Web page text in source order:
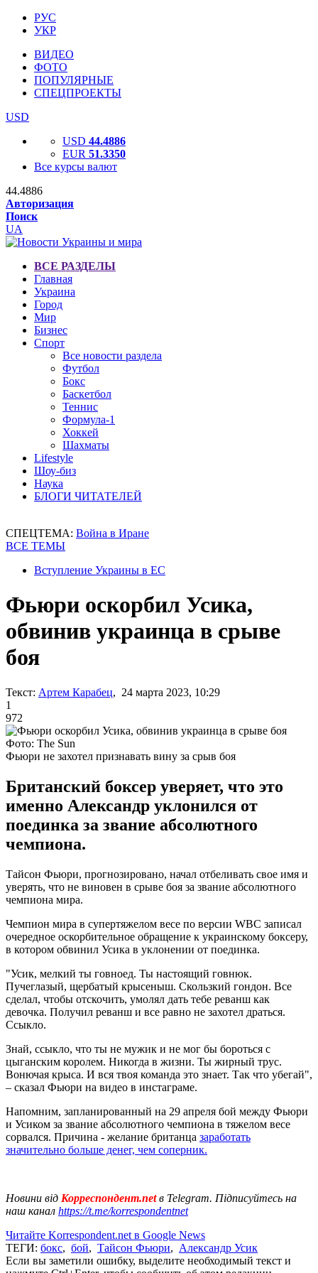
РУС
УКР
ВИДЕО
ФОТО
ПОПУЛЯРНЫЕ
СПЕЦПРОЕКТЫ
USD
USD 44.4886
EUR 51.3350
Все курсы валют
44.4886
Авторизация
Поиск
UA
ВСЕ РАЗДЕЛЫ
Главная
Украина
Город
Мир
Бизнес
Спорт
Все новости раздела
Футбол
Бокс
Баскетбол
Теннис
Формула-1
Хоккей
Шахматы
Lifestyle
Шоу-биз
Наука
БЛОГИ ЧИТАТЕЛЕЙ
СПЕЦТЕМА: Война в Иране
ВСЕ ТЕМЫ
Вступление Украины в ЕС
Фьюри оскорбил Усика,
обвинив украинца в срыве
боя
Текст: Артем Карабец, 24 марта 2023, 10:29
1
972
Фото: The Sun
Фьюри не захотел признавать вину за срыв боя
Британский боксер уверяет, что это
именно Александр уклонился от
поединка за звание абсолютного
чемпиона.
Тайсон Фьюри, прогнозировано, начал отбеливать свое имя и
уверять, что не виновен в срыве боя за звание абсолютного
чемпиона мира.
Чемпион мира в супертяжелом весе по версии WBC записал
очередное оскорбительное обращение к украинскому боксеру,
в котором обвинил Усика в уклонении от поединка.
"Усик, мелкий ты говноед. Ты настоящий говнюк.
Пучеглазый, щербатый крысеныш. Скользкий гондон. Все
сделал, чтобы отскочить, умолял дать тебе реванш как
девочка. Получил реванш и все равно не захотел драться.
Ссыкло.
Знай, ссыкло, что ты не мужик и не мог бы бороться с
цыганским королем. Никогда в жизни. Ты жирный трус.
Вонючая крыса. И вся твоя команда это знает. Так что убегай",
– сказал Фьюри на видео в инстаграме.
Напомним, запланированный на 29 апреля бой между Фьюри
и Усиком за звание абсолютного чемпиона в тяжелом весе
сорвался. Причина - желание британца заработать
значительно больше денег, чем соперник.
Новини від Корреспондент.netв Telegram. Підписуйтесь на
наш канал https://t.me/korrespondentnet
Читайте Korrespondent.net в Google News
ТЕГИ: бокс, бой, Тайсон Фьюри, Александр Усик
Если вы заметили ошибку, выделите необходимый текст и